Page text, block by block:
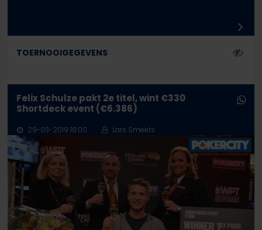
TOERNOOIGEGEVENS
Felix Schulze pakt 2e titel, wint €330
Shortdeck event (€6.386)
29-03-2019 18:00 Lars Smeets